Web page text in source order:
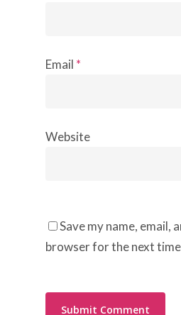
Email *
Website
Save my name, email,
browser for the next